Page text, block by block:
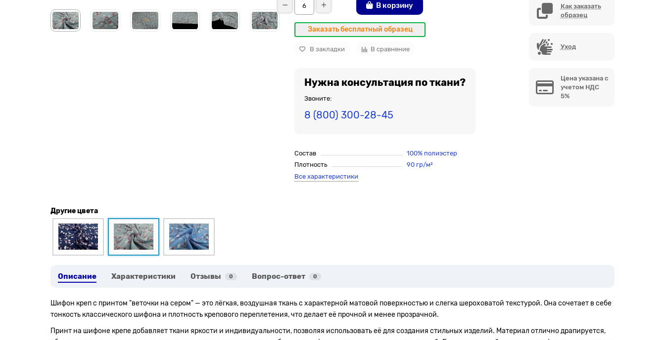
В корзину
Заказать бесплатный образец
В закладки В сравнение
Нужна консультация по ткани?
Звоните:
8 (800) 300-28-45
Состав
100% полиэстер
Плотность
90 гр/м²
Все характеристики
Как заказать
образец
Уход
Цена указана с
учетом НДС
5%
Другие цвета
Описание Характеристики Отзывы 0 Вопрос-ответ 0
Шифон креп с принтом "веточки на сером" — это лёгкая, воздушная ткань с характерной матовой поверхностью и слегка шероховатой текстурой. Она сочетает в себе
тонкость классического шифона и плотность крепового переплетения, что делает её прочной и менее прозрачной.
Принт на шифоне крепе добавляет ткани яркости и индивидуальности, позволяя использовать её для создания стильных изделий. Материал отлично драпируется,